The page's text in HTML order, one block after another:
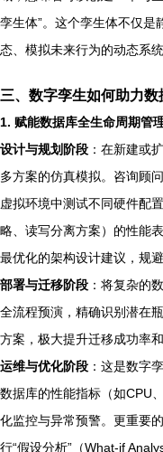
孪生体”。这个孪生体不仅是
态、模拟未来行为的动态系统
三、数字孪生如何助力
1. 赋能数据库全生命周期管
设计与规划阶段 ：在新建或
多方案的仿真模拟。咨询顾
虚拟环境中测试不同硬件配
略、读写分离方案）的性能
最优化的架构设计建议，规避
部署与迁移阶段 ：将复杂的
全流程预演，精确识别潜在
方案，极大提升迁移成功率
运维与优化阶段 ：这是数字
数据库的性能指标（如CPU
化监控与异常预警。更重要
行“假设分析”（What-if